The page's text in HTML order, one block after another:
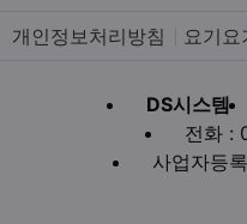
개인정보처리방침 요기요
DS시스템
전화 :
사업자등